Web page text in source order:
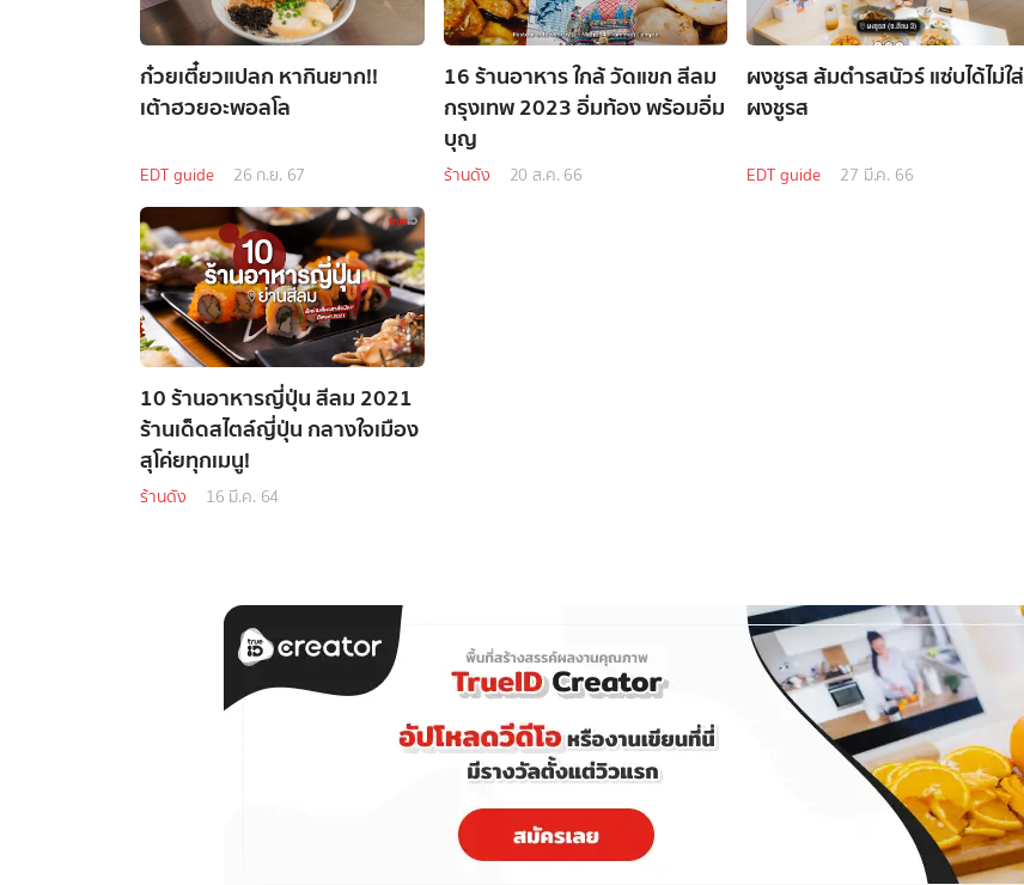
ก๋วยเตี๋ยวแปลก หากินยาก!!
เต้าฮวยอะพอลโล
EDT guide 26 ก.ย. 67
16 ร้านอาหาร ใกล้ วัดแขก สีลม
กรุงเทพ 2023 อิ่มท้อง พร้อมอิ่ม
บุญ
ร้านดัง 20 ส.ค. 66
ผงชูรส ส้มตำรสนัวร์ แซ่บได้ไม่ใส่
ผงชูรส
EDT guide 27 มี.ค. 66
10 ร้านอาหารญี่ปุ่น สีลม 2021
ร้านเด็ดสไตล์ญี่ปุ่น กลางใจเมือง
สุโค่ยทุกเมนู!
ร้านดัง 16 มี.ค. 64